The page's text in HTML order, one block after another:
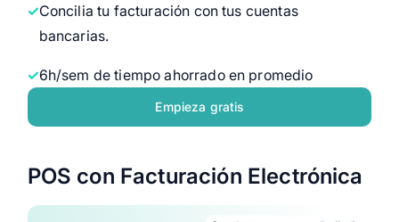
Concilia tu facturación con tus cuentas
bancarias.
6h/sem de tiempo ahorrado en promedio
Empieza gratis
POS con Facturación Electrónica